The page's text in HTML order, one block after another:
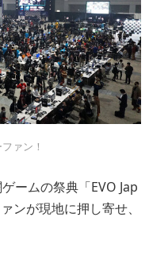
ァン！
ームの祭典「EVO Jap
ンが現地に押し寄せ、